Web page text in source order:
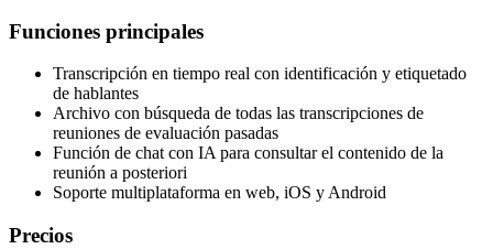
Funciones principales
Transcripción en tiempo real con identificación y etiquetado
de hablantes
Archivo con búsqueda de todas las transcripciones de
reuniones de evaluación pasadas
Función de chat con IA para consultar el contenido de la
reunión a posteriori
Soporte multiplataforma en web, iOS y Android
Precios